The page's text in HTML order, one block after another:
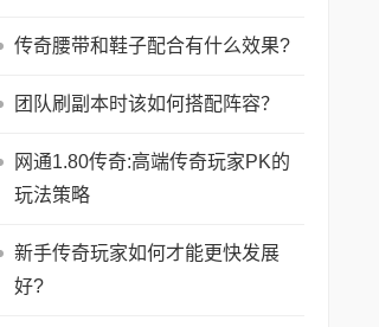
传奇腰带和鞋子配合有什么效果?
团队刷副本时该如何搭配阵容？
网通1.80传奇:高端传奇玩家PK的
玩法策略
新手传奇玩家如何才能更快发展
好?